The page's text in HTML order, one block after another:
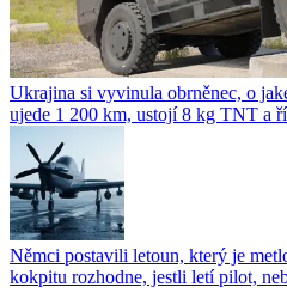
Ukrajina si vyvinula obrněnec, o
ujede 1 200 km, ustojí 8 kg TNT a
Němci postavili letoun, který je
kokpitu rozhodne, jestli letí pilot,